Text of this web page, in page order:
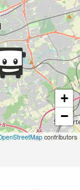
+
−
contributors